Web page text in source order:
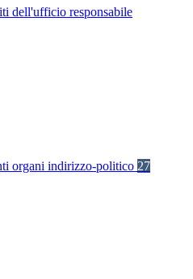
dell'ufficio responsabile
organi indirizzo-politico 27